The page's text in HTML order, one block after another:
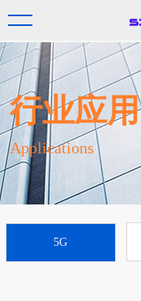
行业应用
Applications
5G